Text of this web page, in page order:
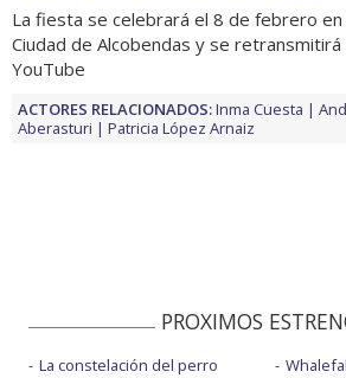
La fiesta se celebrará el 8 de febrero
Ciudad de Alcobendas y se
YouTube
ACTORES RELACIONADOS:Inma Cuesta
Aberasturi
Patricia López Arnaiz
PROXIMOS
La constelación del perro